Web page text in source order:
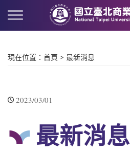
現在位置 ： 首頁 > 最新消息
2023/03/01
最新消息